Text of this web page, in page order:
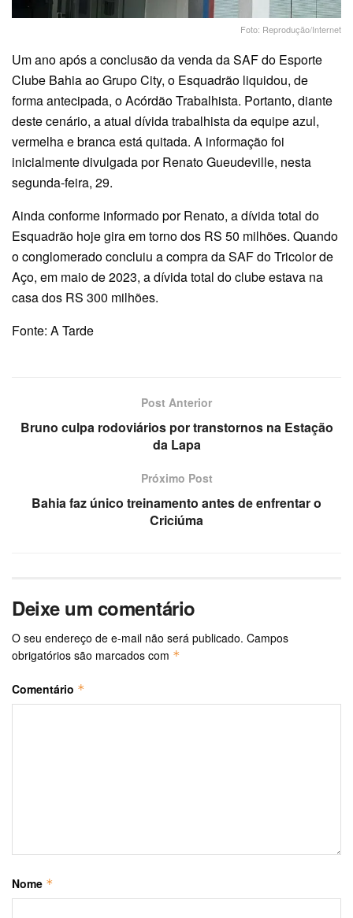
Foto: Reprodução/Internet
Um ano após a conclusão da venda da SAF do Esporte
Clube Bahia ao Grupo City, o Esquadrão liquidou, de
forma antecipada, o Acórdão Trabalhista. Portanto, diante
deste cenário, a atual dívida trabalhista da equipe azul,
vermelha e branca está quitada. A informação foi
inicialmente divulgada por Renato Gueudeville, nesta
segunda-feira, 29.
Ainda conforme informado por Renato, a dívida total do
Esquadrão hoje gira em torno dos RS 50 milhões. Quando
o conglomerado concluiu a compra da SAF do Tricolor de
Aço, em maio de 2023, a dívida total do clube estava na
casa dos RS 300 milhões.
Fonte: A Tarde
Post Anterior
Bruno culpa rodoviários por transtornos na Estação
da Lapa
Próximo Post
Bahia faz único treinamento antes de enfrentar o
Criciúma
Deixe um comentário
O seu endereço de e-mail não será publicado. Campos
obrigatórios são marcados com *
Comentário *
Nome *